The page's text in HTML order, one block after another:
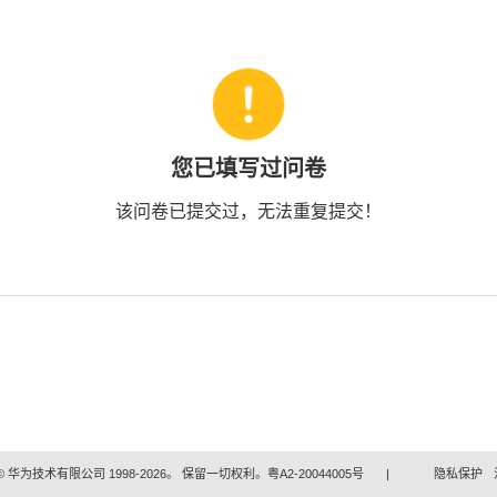
您已填写过问卷
该问卷已提交过，无法重复提交！
华为技术有限公司 1998-2026。 保留一切权利。粤A2-20044005号 | 隐私保护